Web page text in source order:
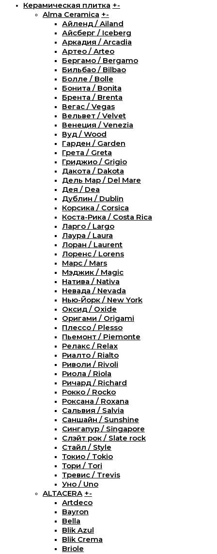
Керамическая плитка +-
Alma Ceramica +-
Айленд / Ailand
Айсберг / Iceberg
Аркадия / Arcadia
Артео / Arteo
Бергамо / Bergamo
Бильбао / Bilbao
Болле / Bolle
Бонита / Bonita
Брента / Brenta
Вегас / Vegas
Вельвет / Velvet
Венеция / Venezia
Вуд / Wood
Гарден / Garden
Грета / Greta
Гриджио / Grigio
Дакота / Dakota
Дель Мар / Del Mare
Дея / Dea
Дублин / Dublin
Корсика / Corsica
Коста-Рика / Costa Rica
Ларго / Largo
Лаура / Laura
Лоран / Laurent
Лоренс / Lorens
Марс / Mars
Мэджик / Magic
Натива / Nativa
Невада / Nevada
Нью-Йорк / New York
Оксид / Oxide
Оригами / Origami
Плессо / Plesso
Пьемонт / Piemonte
Релакс / Relax
Риалто / Rialto
Риволи / Rivoli
Риола / Riola
Ричард / Richard
Рокко / Rocko
Роксана / Roxana
Сальвия / Salvia
Саншайн / Sunshine
Сингапур / Singapore
Слэйт рок / Slate rock
Стайл / Style
Токио / Tokio
Тори / Tori
Тревис / Trevis
Уно / Uno
ALTACERA +-
Artdeco
Bayron
Bella
Blik Azul
Blik Crema
Briole